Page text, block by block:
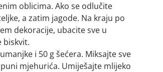
oblicima. Ako se odlučite
a zatim jagode. Na kraju po
dekoracije, ubacite sve u
biskvit.
i 50 g šećera. Miksajte sve
mjehurića. Umiješajte mlijeko